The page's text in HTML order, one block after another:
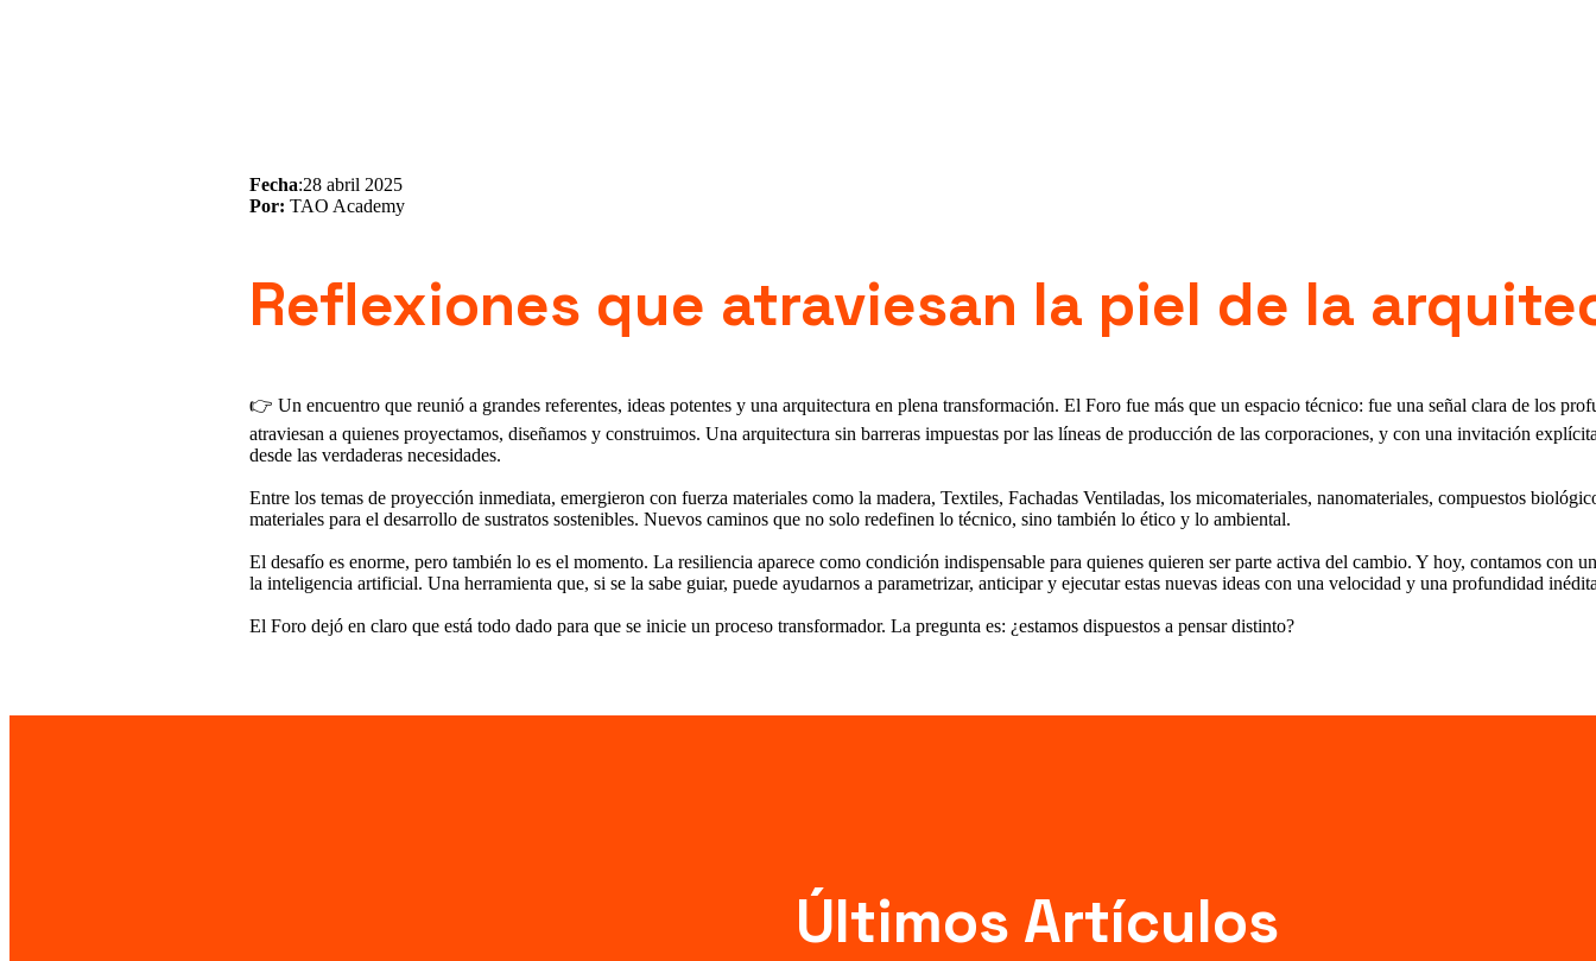
Fecha:28 abril 2025
Por: TAO Academy
Reflexiones que atraviesan la piel de la
👉 Un encuentro que reunió a grandes referentes, ideas potentes y una arquitectura en plena transformación. El Foro fue más que un espacio técnico: fue una señal clara de los
atraviesan a quienes proyectamos, diseñamos y construimos. Una arquitectura sin barreras impuestas por las líneas de producción de las corporaciones, y con una invitación
desde las verdaderas necesidades.
Entre los temas de proyección inmediata, emergieron con fuerza materiales como la madera, Textiles, Fachadas Ventiladas, los micomateriales, nanomateriales, compuestos
materiales para el desarrollo de sustratos sostenibles. Nuevos caminos que no solo redefinen lo técnico, sino también lo ético y lo ambiental.
El desafío es enorme, pero también lo es el momento. La resiliencia aparece como condición indispensable para quienes quieren ser parte activa del cambio. Y hoy, contamos con
la inteligencia artificial. Una herramienta que, si se la sabe guiar, puede ayudarnos a parametrizar, anticipar y ejecutar estas nuevas ideas con una velocidad y una profundidad
El Foro dejó en claro que está todo dado para que se inicie un proceso transformador. La pregunta es: ¿estamos dispuestos a pensar distinto?
Últimos Artículos